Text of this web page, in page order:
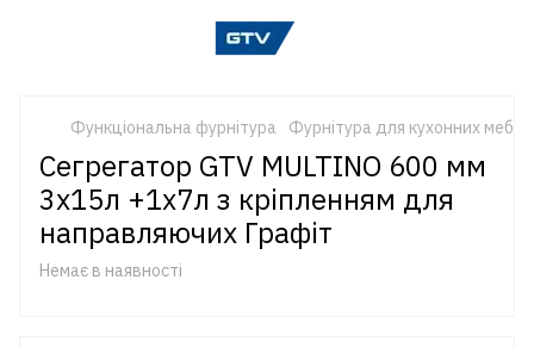
Функціональна фурнітура Фурнітура для кухонних
Сегрегатор GTV MULTINO 600 мм
3х15л +1х7л з кріпленням для
направляючих Графіт
Немає в наявності